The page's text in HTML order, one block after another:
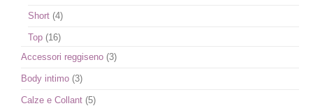
Short (4)
Top (16)
Accessori reggiseno (3)
Body intimo (3)
Calze e Collant (5)